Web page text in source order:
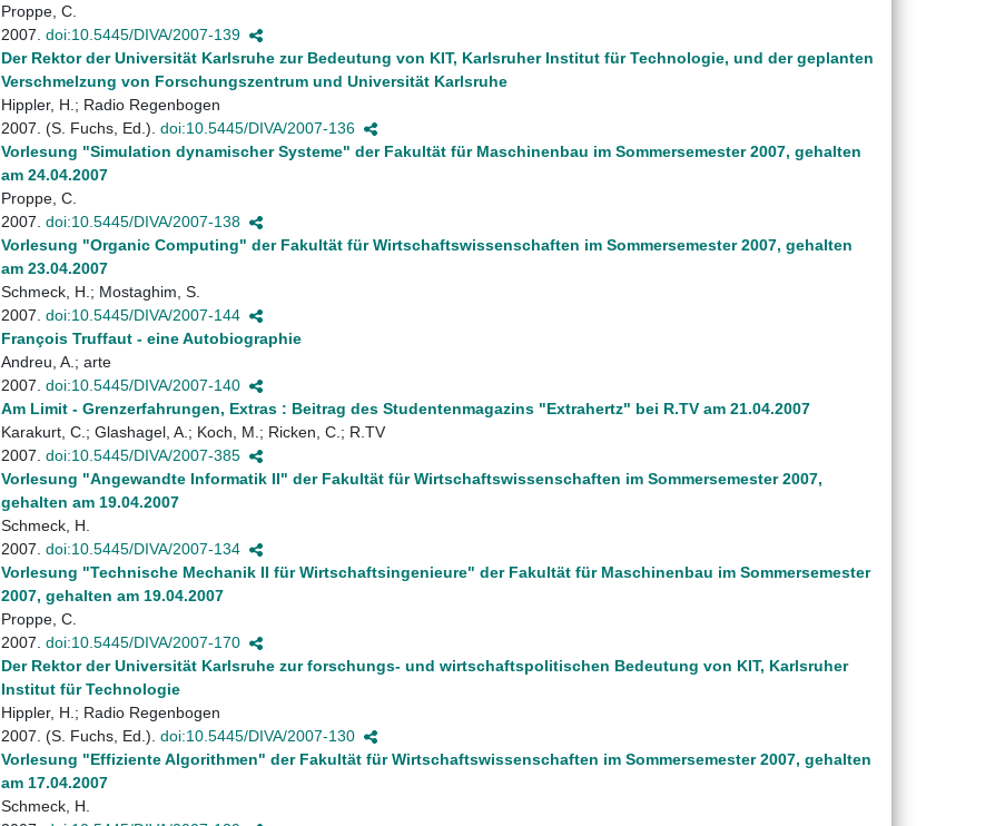
Proppe, C.
2007. doi:10.5445/DIVA/2007-139
Der Rektor der Universität Karlsruhe zur Bedeutung von KIT, Karlsruher Institut für Technologie, und der geplanten
Verschmelzung von Forschungszentrum und Universität Karlsruhe
Hippler, H.; Radio Regenbogen
2007. (S. Fuchs, Ed.). doi:10.5445/DIVA/2007-136
Vorlesung "Simulation dynamischer Systeme" der Fakultät für Maschinenbau im Sommersemester 2007, gehalten
am 24.04.2007
Proppe, C.
2007. doi:10.5445/DIVA/2007-138
Vorlesung "Organic Computing" der Fakultät für Wirtschaftswissenschaften im Sommersemester 2007, gehalten
am 23.04.2007
Schmeck, H.; Mostaghim, S.
2007. doi:10.5445/DIVA/2007-144
François Truffaut - eine Autobiographie
Andreu, A.; arte
2007. doi:10.5445/DIVA/2007-140
Am Limit - Grenzerfahrungen, Extras : Beitrag des Studentenmagazins "Extrahertz" bei R.TV am 21.04.2007
Karakurt, C.; Glashagel, A.; Koch, M.; Ricken, C.; R.TV
2007. doi:10.5445/DIVA/2007-385
Vorlesung "Angewandte Informatik II" der Fakultät für Wirtschaftswissenschaften im Sommersemester 2007,
gehalten am 19.04.2007
Schmeck, H.
2007. doi:10.5445/DIVA/2007-134
Vorlesung "Technische Mechanik II für Wirtschaftsingenieure" der Fakultät für Maschinenbau im Sommersemester
2007, gehalten am 19.04.2007
Proppe, C.
2007. doi:10.5445/DIVA/2007-170
Der Rektor der Universität Karlsruhe zur forschungs- und wirtschaftspolitischen Bedeutung von KIT, Karlsruher
Institut für Technologie
Hippler, H.; Radio Regenbogen
2007. (S. Fuchs, Ed.). doi:10.5445/DIVA/2007-130
Vorlesung "Effiziente Algorithmen" der Fakultät für Wirtschaftswissenschaften im Sommersemester 2007, gehalten
am 17.04.2007
Schmeck, H.